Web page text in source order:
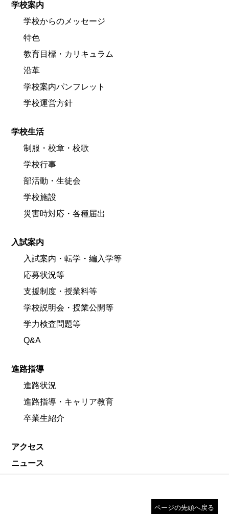
学校案内
学校からのメッセージ
特色
教育目標・カリキュラム
沿革
学校案内パンフレット
学校運営方針
学校生活
制服・校章・校歌
学校行事
部活動・生徒会
学校施設
災害時対応・各種届出
入試案内
入試案内・転学・編入学等
応募状況等
支援制度・授業料等
学校説明会・授業公開等
学力検査問題等
Q&A
進路指導
進路状況
進路指導・キャリア教育
卒業生紹介
アクセス
ニュース
ページの先頭へ戻る